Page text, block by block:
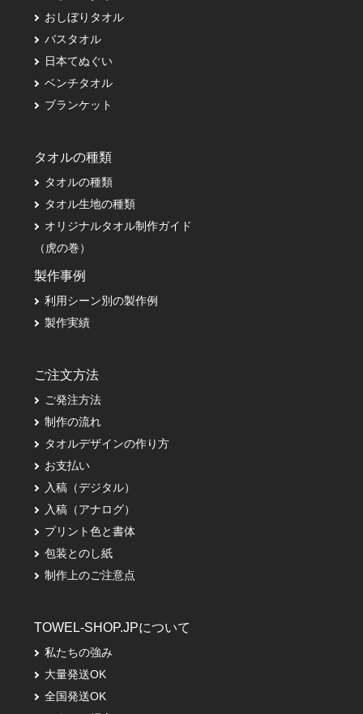
おしぼりタオル
バスタオル
日本てぬぐい
ベンチタオル
ブランケット
タオルの種類
タオルの種類
タオル生地の種類
オリジナルタオル制作ガイド
（虎の巻）
製作事例
利用シーン別の製作例
製作実績
ご注文方法
ご発注方法
制作の流れ
タオルデザインの作り方
お支払い
入稿（デジタル）
入稿（アナログ）
プリント色と書体
包装とのし紙
制作上のご注意点
TOWEL-SHOP.JPについて
私たちの強み
大量発送OK
全国発送OK